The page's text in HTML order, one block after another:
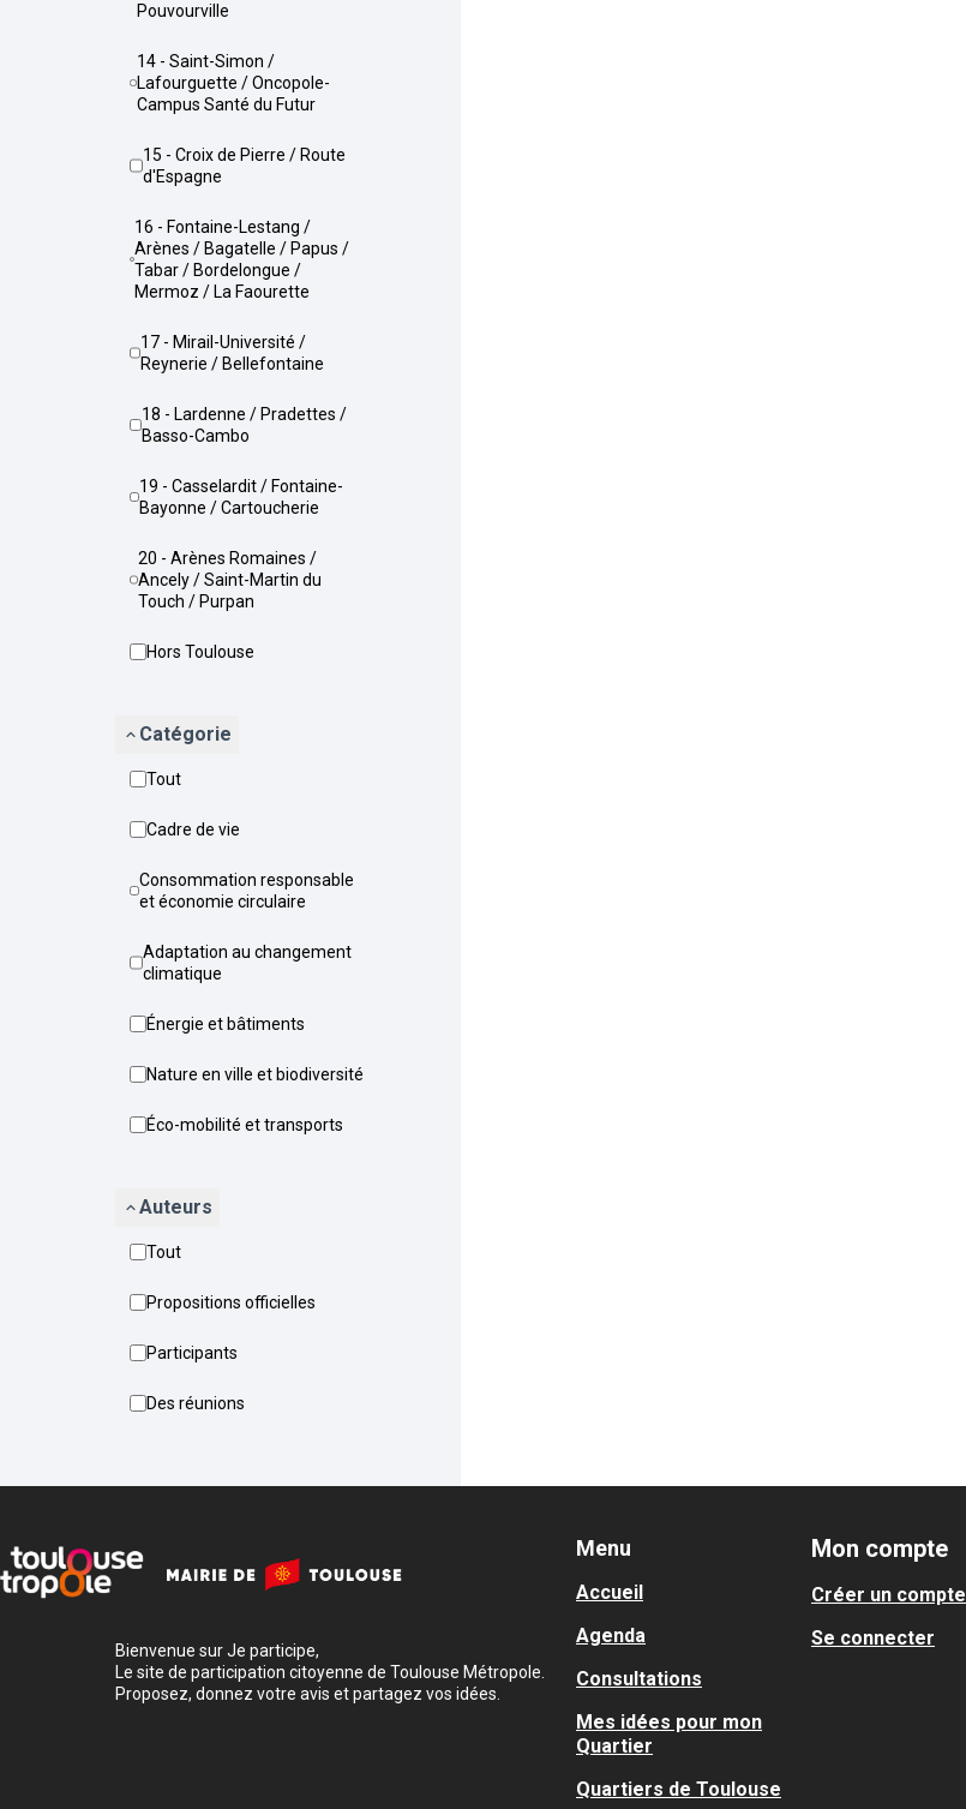
Pouvourville
14 - Saint-Simon /
Lafourguette / Oncopole-
Campus Santé du Futur
15 - Croix de Pierre / Route
d'Espagne
16 - Fontaine-Lestang /
Arènes / Bagatelle / Papus /
Tabar / Bordelongue /
Mermoz / La Faourette
17 - Mirail-Université /
Reynerie / Bellefontaine
18 - Lardenne / Pradettes /
Basso-Cambo
19 - Casselardit / Fontaine-
Bayonne / Cartoucherie
20 - Arènes Romaines /
Ancely / Saint-Martin du
Touch / Purpan
Hors Toulouse
Catégorie
Tout
Cadre de vie
Consommation responsable
et économie circulaire
Adaptation au changement
climatique
Énergie et bâtiments
Nature en ville et biodiversité
Éco-mobilité et transports
Auteurs
Tout
Propositions officielles
Participants
Des réunions
Bienvenue sur Je participe,
Le site de participation citoyenne de Toulouse Métropole.
Proposez, donnez votre avis et partagez vos idées.
Menu
Accueil
Agenda
Consultations
Mes idées pour mon
Quartier
Quartiers de Toulouse
Mon compte
Créer un compte
Se connecter